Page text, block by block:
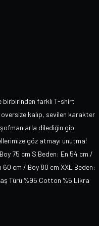
birbirinden farklı T-shirt
oversize kalıp, sevilen karakter
dilediğin gibi
göz atmayı unutma!
75 cm S Beden: En 54 cm /
60 cm / Boy 80 cm XXL Beden:
Türü %95 Cotton %5 Likra